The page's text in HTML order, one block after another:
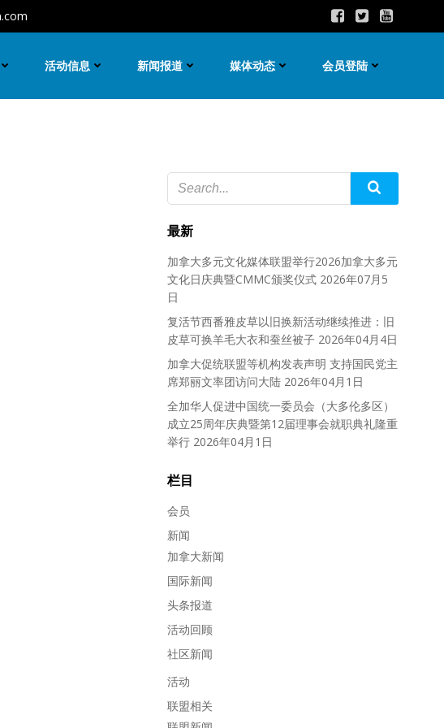
活动信息 新闻报道 媒体动态 会员登陆
最新
加拿大多元文化媒体联盟举行2026加拿大多元
文化日庆典暨CMMC颁奖仪式 2026年07月5
日
复活节西番雅皮草以旧换新活动继续推进：旧
皮草可换羊毛大衣和蚕丝被子 2026年04月4日
加拿大促统联盟等机构发表声明 支持国民党主
席郑丽文率团访问大陆 2026年04月1日
全加华人促进中国统一委员会（大多伦多区）
成立25周年庆典暨第12届理事会就职典礼隆重
举行 2026年04月1日
栏目
会员
新闻
加拿大新闻
国际新闻
头条报道
活动回顾
社区新闻
活动
联盟相关